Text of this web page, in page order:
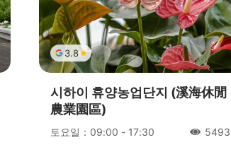
3.8
시하이 휴양농업단지 (溪海休閒
農業園區)
토요일：09:00 - 17:30 人氣5493